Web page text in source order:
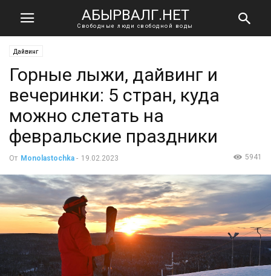
АБЫРВАЛГ.НЕТ
Свободные люди свободной воды
Дайвинг
Горные лыжи, дайвинг и
вечеринки: 5 стран, куда
можно слетать на
февральские праздники
От Monolastochka - 19.02.2023 5941